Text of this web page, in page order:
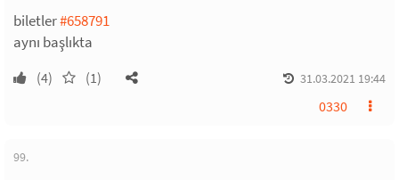
biletler#658791
aynı başlıkta
(4) (1) 31.03.2021 19:44
0330
99.